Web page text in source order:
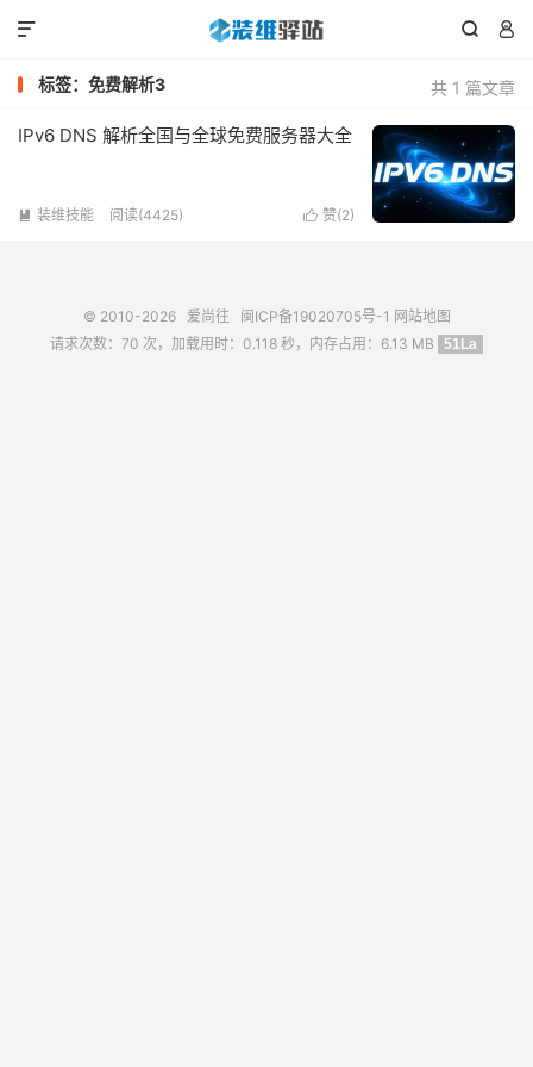
 

共 1 篇文章
标签：免费解析3
IPv6 DNS 解析全国与全球免费服务器大全
 赞(2)
 装维技能 阅读(4425)
© 2010-2026 爱尚往 闽ICP备19020705号-1 网站地图
请求次数：70 次，加载用时：0.118 秒，内存占用：6.13 MB
51La